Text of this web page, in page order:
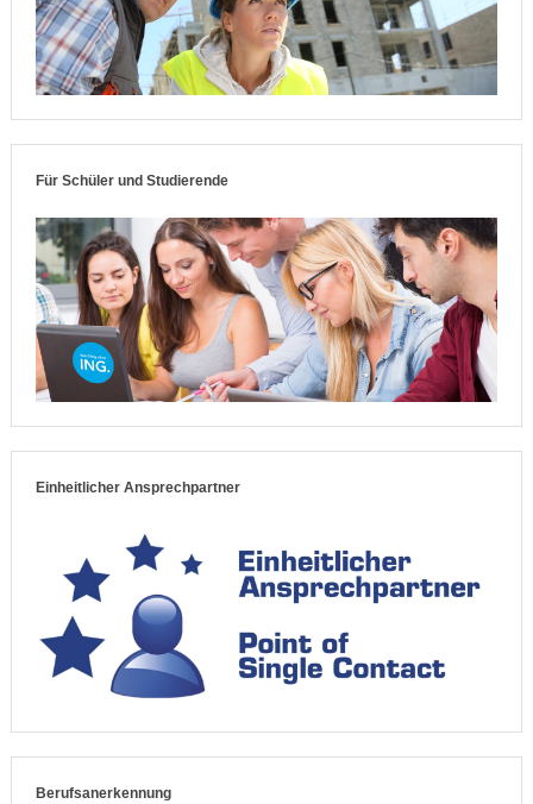
Für Schüler und Studierende
Einheitlicher Ansprechpartner
Berufsanerkennung